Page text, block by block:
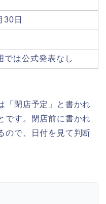
30日
では公式発表なし
「閉店予定」と書かれ
です。閉店前に書かれ
ので、日付を見て判断